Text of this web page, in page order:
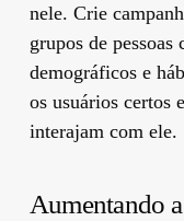
nele. Crie
grupos de pessoas
demográficos e
os usuários certos
interajam com ele.
Aumentando